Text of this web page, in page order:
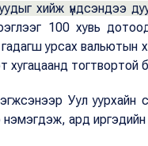
хийж үндсэндээ
100 хувь
урсах вальютын
хугацаанд
Уул уурхайн
ард иргэдийн